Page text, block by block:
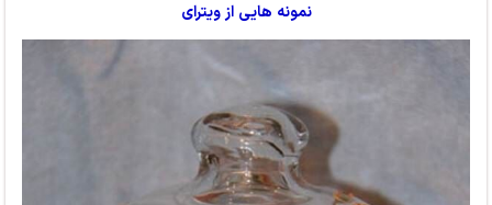
نمونه هایی از ویترای